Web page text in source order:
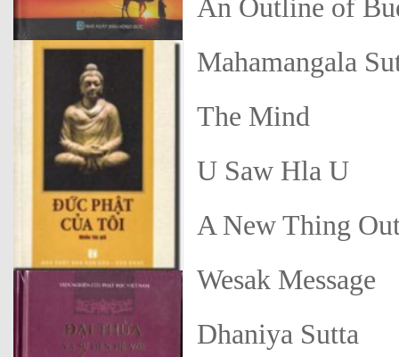
An Outline of
Mahamangala
The Mind
U Saw Hla U
A New Thing
Wesak Message
Dhaniya Sutta